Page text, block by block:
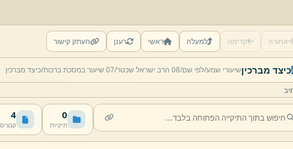
אחורה קדימה למעלה ראשי רענן העתק קישור
כיצד מברכיןשיעורי שמע/לפי שם/08 הרב ישראל שכטר/ 07 שיעור במסכת ברכות/ כיצד מברכין
0
תיקיות
4
קבצים